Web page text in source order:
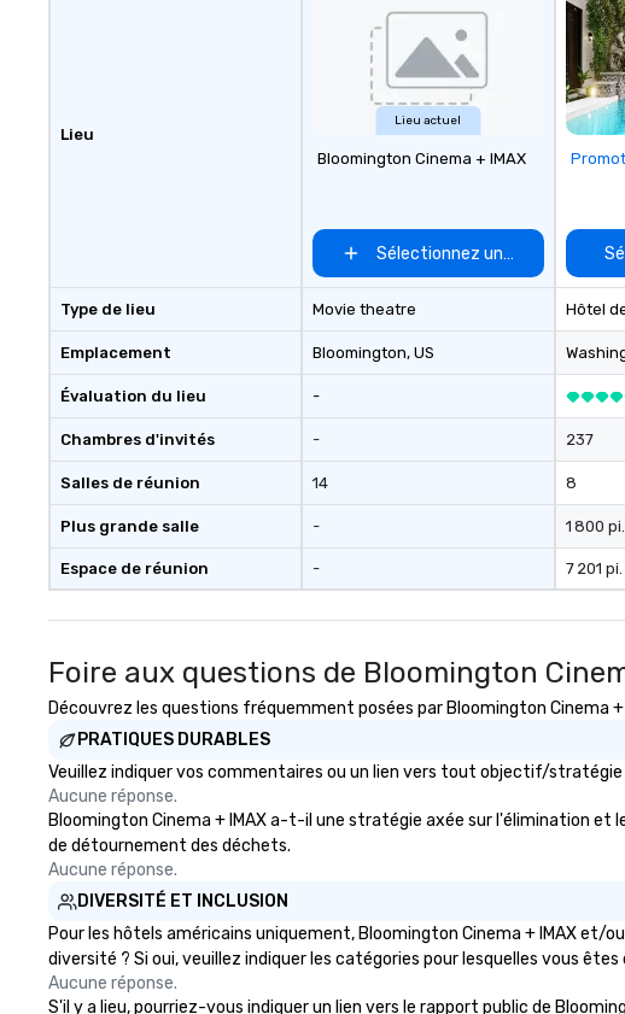
Lieu
Type de lieu
Emplacement
Évaluation du lieu
Chambres d'invités
Salles de réunion
Plus grande salle
Espace de réunion
Lieu actuel
Bloomington Cinema + IMAX
Sélectionnez un lieu
Movie theatre
Bloomington, US
-
-
14
-
-
Hôtel
237
8
1 800
7 201
Foire aux questions de Bloomington
Découvrez les questions fréquemment posées par Bloomington Cinema
PRATIQUES DURABLES
Veuillez indiquer vos commentaires ou un lien vers tout objectif/
Aucune réponse.
Bloomington Cinema + IMAX a-t-il une stratégie axée sur l'élimination
de détournement des déchets.
Aucune réponse.
DIVERSITÉ ET INCLUSION
Pour les hôtels américains uniquement, Bloomington Cinema + IMAX
diversité ? Si oui, veuillez indiquer les catégories pour lesquelles vous êtes
Aucune réponse.
S'il y a lieu, pourriez-vous indiquer un lien vers le rapport public de